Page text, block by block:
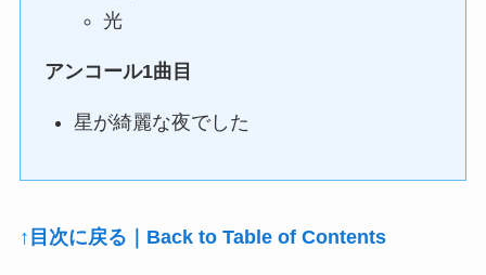
光
アンコール1曲目
星が綺麗な夜でした
↑目次に戻る｜Back to Table of Contents